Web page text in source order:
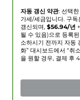
자동 갱신 약관: 선택
가세/세금입니다. 구독
갱신되며, $56.94/년
될 수 있음)으로 등록
소하시기 전까지 자동
화” 대시보드에서 “취
을 원할 경우, 결제 후